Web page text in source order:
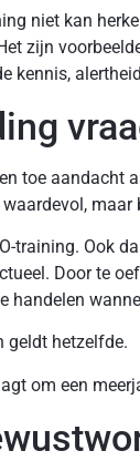
niet kan
zijn
kennis,
toe aandacht
training. Ook
Door te
handelen
geldt hetzelfde.
om een